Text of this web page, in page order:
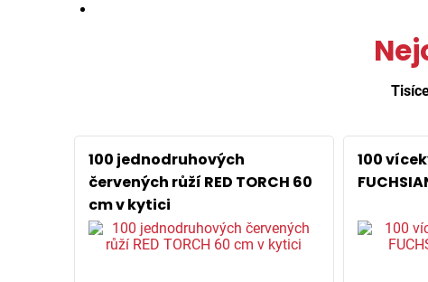
100 jednodruhových
červených růží RED TORCH 60
cm v kytici
100